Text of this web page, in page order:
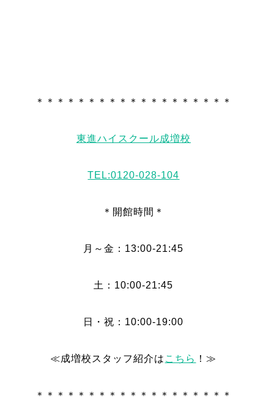
＊＊＊＊＊＊＊＊＊＊＊＊＊＊＊＊＊＊＊
東進ハイスクール成増校
TEL:0120-028-104
＊開館時間＊
月～金：13:00-21:45
土：10:00-21:45
日・祝：10:00-19:00
≪成増校スタッフ紹介は こちら ！≫
＊＊＊＊＊＊＊＊＊＊＊＊＊＊＊＊＊＊＊